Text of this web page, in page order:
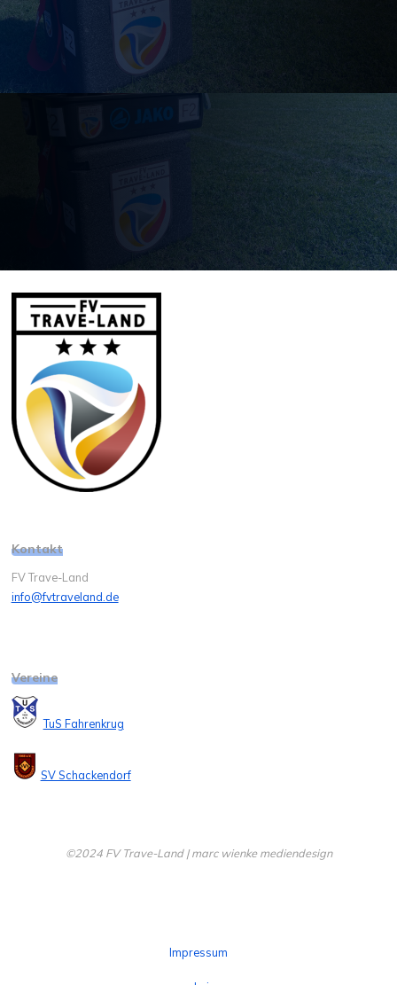
Kontakt
FV Trave-Land
info@fvtraveland.de
Vereine
TuS Fahrenkrug
SV Schackendorf
©2024 FV Trave-Land | marc wienke mediendesign
Impressum